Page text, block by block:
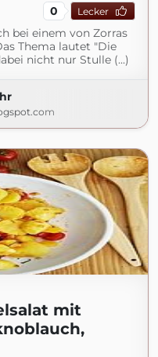
0 Lecker
bei einem von Zorras
Thema lautet "Die
nicht nur Stulle (...)
mit